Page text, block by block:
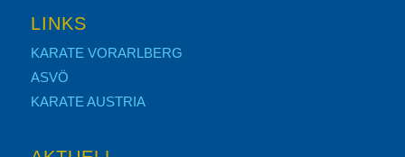
LINKS
KARATE VORARLBERG
ASVÖ
KARATE AUSTRIA